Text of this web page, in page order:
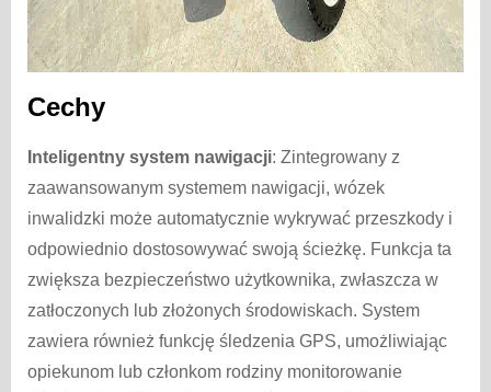
Cechy
Inteligentny system nawigacji: Zintegrowany z
zaawansowanym systemem nawigacji, wózek
inwalidzki może automatycznie wykrywać przeszkody i
odpowiednio dostosowywać swoją ścieżkę. Funkcja ta
zwiększa bezpieczeństwo użytkownika, zwłaszcza w
zatłoczonych lub złożonych środowiskach. System
zawiera również funkcję śledzenia GPS, umożliwiając
opiekunom lub członkom rodziny monitorowanie